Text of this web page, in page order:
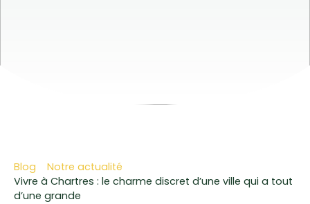
Blog
Notre actualité
Vivre à Chartres : le charme discret d’une ville qui a tout
d’une grande